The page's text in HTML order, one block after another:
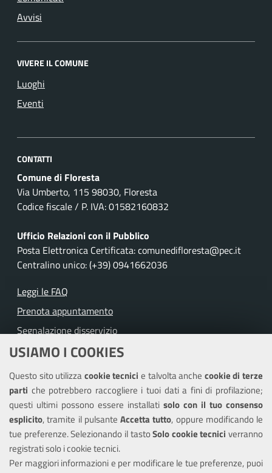
USIAMO I COOKIES
Questo sito utilizzacookie tecnicie talvolta anche cookie di terze
parti che potrebbero raccogliere i tuoi dati a fini di profilazione;
questi ultimi possono essere installati solo con il tuo consenso
esplicito, tramite il pulsante Accetta tutto, oppure modificando le
tue preferenze. Selezionando il tastoSolo cookie tecnici verranno
registrati solo i cookie tecnici.
Per maggiori informazioni e per modificare le tue preferenze, puoi
Avvisi
VIVERE IL COMUNE
Luoghi
Eventi
CONTATTI
Comune di Floresta
Via Umberto, 115 98030, Floresta
Codice fiscale / P. IVA: 01582160832
Ufficio Relazioni con il Pubblico
Posta Elettronica Certificata: comunedifloresta@pec.it
Centralino unico: (+39) 0941662036
Leggi le FAQ
Prenota appuntamento
Segnalazione disservizio
Richiesta assistenza
Amministrazione trasparente
Informativa privacy
Note legali
Piano di miglioramento dei servizi
Dichiarazione di accessibilità